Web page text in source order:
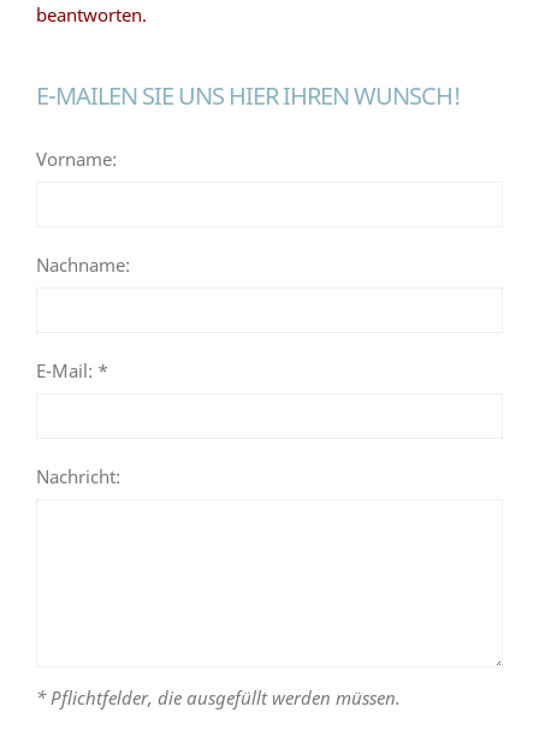
beantworten.
E-MAILEN SIE UNS HIER IHREN WUNSCH!
Vorname:
Nachname:
E-Mail: *
Nachricht:
* Pflichtfelder, die ausgefüllt werden müssen.